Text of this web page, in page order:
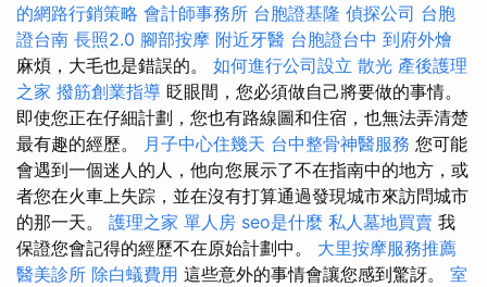
的網路行銷策略 會計師事務所 台胞證基隆 偵探公司 台胞
證台南 長照2.0 腳部按摩 附近牙醫 台胞證台中 到府外燴
麻煩，大毛也是錯誤的。 如何進行公司設立 散光 產後護理
之家 撥筋創業指導 眨眼間，您必須做自己將要做的事情。
即使您正在仔細計劃，您也有路線圖和住宿，也無法弄清楚
最有趣的經歷。
月子中心住幾天 台中整骨神醫服務 您可能
會遇到一個迷人的人，他向您展示了不在指南中的地方，或
者您在火車上失踪，並在沒有打算通過發現城市來訪問城市
的那一天。 護理之家 單人房 seo是什麼 私人墓地買賣 我
保證您會記得的經歷不在原始計劃中。 大里按摩服務推薦
醫美診所 除白蟻費用 這些意外的事情會讓您感到驚訝。 室